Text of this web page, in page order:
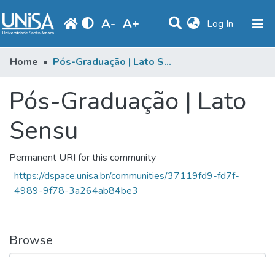
A- A+ Log In (current)
Communities & Collections
Browse
Produção Docente
Library
Periodicals
Home Pós-Graduação | Lato Sensu
Pós-Graduação | Lato
Sensu
Permanent URI for this community
https://dspace.unisa.br/communities/37119fd9-fd7f-
4989-9f78-3a264ab84be3
Browse